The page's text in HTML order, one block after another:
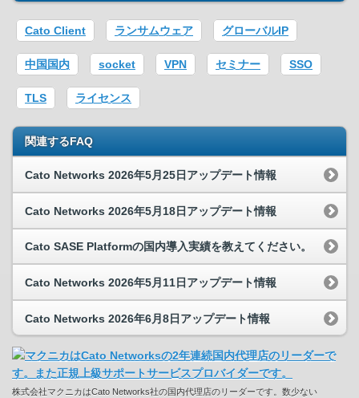
Cato Client ランサムウェア グローバルIP
中国国内 socket VPN セミナー SSO
TLS ライセンス
関連するFAQ
Cato Networks 2026年5月25日アップデート情報
Cato Networks 2026年5月18日アップデート情報
Cato SASE Platformの国内導入実績を教えてください。
Cato Networks 2026年5月11日アップデート情報
Cato Networks 2026年6月8日アップデート情報
株式会社マクニカはCato Networks社の国内代理店のリーダーです。数少ない